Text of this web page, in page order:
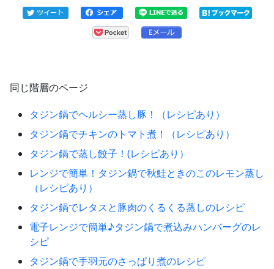
同じ階層のページ
タジン鍋でヘルシー蒸し豚！（レシピあり）
タジン鍋でチキンのトマト煮！（レシピあり）
タジン鍋で蒸し餃子！(レシピあり）
レンジで簡単！タジン鍋で秋鮭ときのこのレモン蒸し
（レシピあり）
タジン鍋でレタスと豚肉のくるくる蒸しのレシピ
電子レンジで簡単♪タジン鍋で煮込みハンバーグのレ
シピ
タジン鍋で手羽元のさっぱり煮のレシピ